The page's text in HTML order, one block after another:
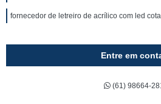
fornecedor de letreiro de acrílico com led
Entre em
(61) 98664-